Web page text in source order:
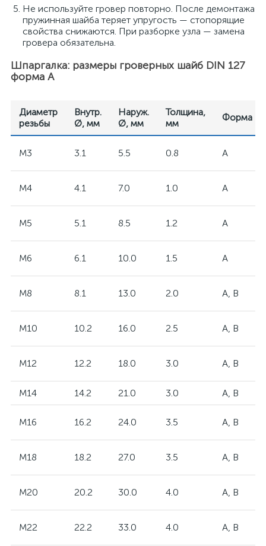
Не используйте гровер повторно. После демонтажа
пружинная шайба теряет упругость — стопорящие
свойства снижаются. При разборке узла — замена
гровера обязательна.
Шпаргалка: размеры гроверных шайб DIN 127
форма А
Диаметр
резьбы
Внутр.
Ø, мм
Наруж.
Ø, мм
Толщина,
мм
Форма
M3 3.1 5.5 0.8 А
M4 4.1 7.0 1.0 А
M5 5.1 8.5 1.2 А
M6 6.1 10.0 1.5 А
M8 8.1 13.0 2.0 А, В
M10 10.2 16.0 2.5 А, В
M12 12.2 18.0 3.0 А, В
M14 14.2 21.0 3.0 А, В
M16 16.2 24.0 3.5 А, В
M18 18.2 27.0 3.5 А, В
M20 20.2 30.0 4.0 А, В
M22 22.2 33.0 4.0 А, В